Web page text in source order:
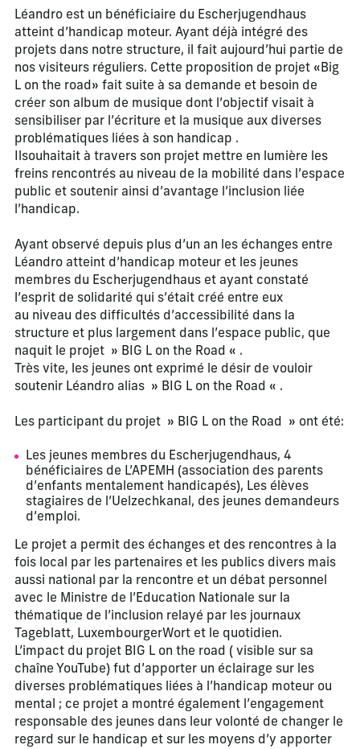
Léandro est un bénéficiaire du Escherjugendhaus
atteint d’handicap moteur. Ayant déjà intégré des
projets dans notre structure, il fait aujourd’hui partie de
nos visiteurs réguliers. Cette proposition de projet «Big
L on the road» fait suite à sa demande et besoin de
créer son album de musique dont l’objectif visait à
sensibiliser par l’écriture et la musique aux diverses
problématiques liées à son handicap .
Ilsouhaitait à travers son projet mettre en lumière les
freins rencontrés au niveau de la mobilité dans l’espace
public et soutenir ainsi d’avantage l’inclusion liée
l’handicap.
Ayant observé depuis plus d’un an les échanges entre
Léandro atteint d’handicap moteur et les jeunes
membres du Escherjugendhaus et ayant constaté
l’esprit de solidarité qui s’était créé entre eux
au niveau des difficultés d’accessibilité dans la
structure et plus largement dans l’espace public, que
naquit le projet » BIG L on the Road « .
Très vite, les jeunes ont exprimé le désir de vouloir
soutenir Léandro alias » BIG L on the Road « .
Les participant du projet » BIG L on the Road » ont été:
Les jeunes membres du Escherjugendhaus, 4
bénéficiaires de L’APEMH (association des parents
d’enfants mentalement handicapés), Les élèves
stagiaires de l’Uelzechkanal, des jeunes demandeurs
d’emploi.
Le projet a permit des échanges et des rencontres à la
fois local par les partenaires et les publics divers mais
aussi national par la rencontre et un débat personnel
avec le Ministre de l’Education Nationale sur la
thématique de l’inclusion relayé par les journaux
Tageblatt, LuxembourgerWort et le quotidien.
L’impact du projet BIG L on the road ( visible sur sa
chaîne YouTube) fut d’apporter un éclairage sur les
diverses problématiques liées à l’handicap moteur ou
mental ; ce projet a montré également l’engagement
responsable des jeunes dans leur volonté de changer le
regard sur le handicap et sur les moyens d’y apporter